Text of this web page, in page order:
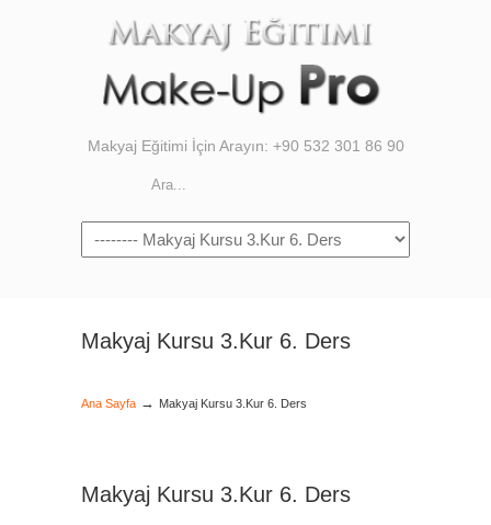
Makyaj Eğitimi İçin Arayın: +90 532 301 86 90
Navigation
Makyaj Kursu 3.Kur 6. Ders
Ana Sayfa → Makyaj Kursu 3.Kur 6. Ders
Makyaj Kursu 3.Kur 6. Ders